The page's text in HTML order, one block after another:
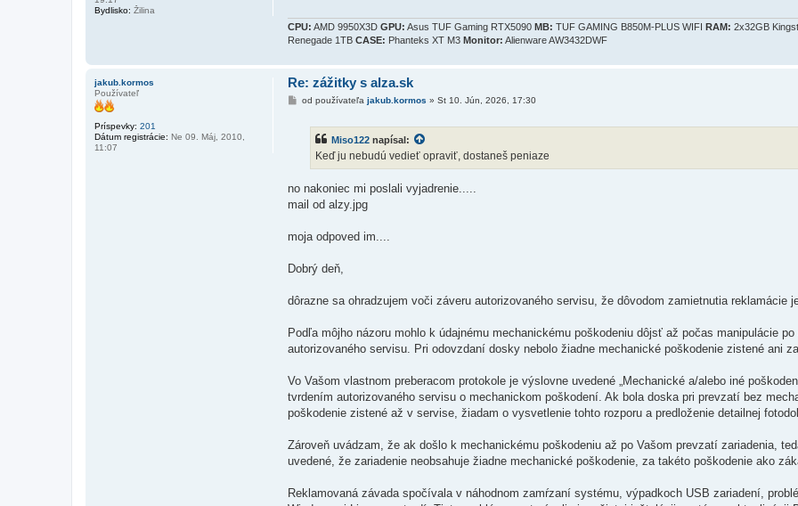
Bydlisko: Žilina
o
k
CPU: AMD 9950X3D GPU: Asus TUF Gaming RTX5090 MB: TUF GAMING B850M-PLUS WIFI RAM: 2x32GB
Renegade 1TB CASE: Phanteks XT M3 Monitor: Alienware AW3432DWF
jakub.kormos
Používateľ
Príspevky: 201
Dátum registrácie: Ne 09. Máj, 2010,
11:07
Re: zážitky s alza.sk
P
k
od používateľa jakub.kormos » St 10. Jún, 2026, 17:30
Miso122 napísal:
Keď ju nebudú vedieť opraviť, dostaneš peniaze
no nakoniec mi poslali vyjadrenie.....
mail od alzy.jpg
moja odpoved im....
Dobrý deň,
dôrazne sa ohradzujem voči záveru autorizovaného servisu, že dôvodom zamietnutia reklamácie
Podľa môjho názoru mohlo k údajnému mechanickému poškodeniu dôjsť až počas manipulácie
autorizovaného servisu. Pri odovzdaní dosky nebolo žiadne mechanické poškodenie zistené ani
Vo Vašom vlastnom preberacom protokole je výslovne uvedené „Mechanické a/alebo iné
tvrdením autorizovaného servisu o mechanickom poškodení. Ak bola doska pri prevzatí bez
poškodenie zistené až v servise, žiadam o vysvetlenie tohto rozporu a predloženie detailnej
Zároveň uvádzam, že ak došlo k mechanickému poškodeniu až po Vašom prevzatí zariadenia,
uvedené, že zariadenie neobsahuje žiadne mechanické poškodenie, za takéto poškodenie ako
Reklamovaná závada spočívala v náhodnom zamŕzaní systému, výpadkoch USB zariadení,